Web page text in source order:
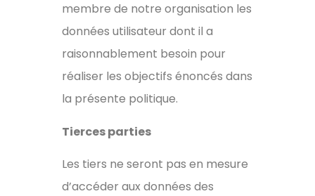
membre de notre organisation les
données utilisateur dont il a
raisonnablement besoin pour
réaliser les objectifs énoncés dans
la présente politique.
Tierces parties
Les tiers ne seront pas en mesure
d’accéder aux données des